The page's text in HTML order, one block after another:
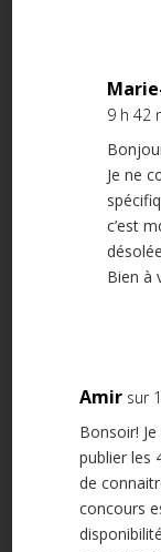
9 h 42
Je ne
c’est
Bien à
Amir sur
Bonsoir!
publier les
de
concours